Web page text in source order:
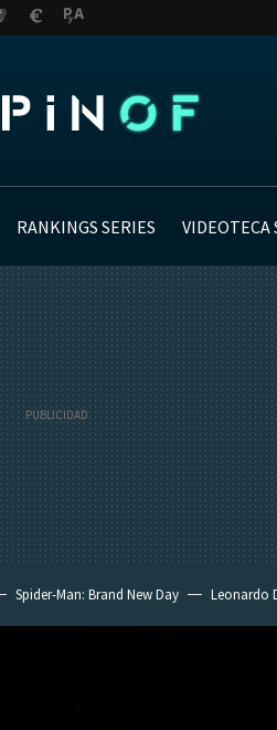
RANKINGS SERIES VIDEOTECA
Spider-Man: Brand New Day Leonardo